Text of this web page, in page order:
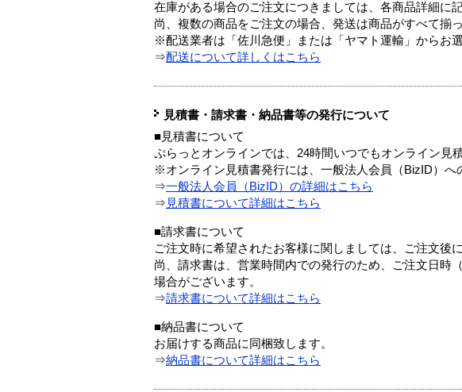
在庫がある場合のご注文につきましては、各商品詳細に
尚、複数の商品をご注文の場合、発送は商品がすべて揃
※配送業者は「佐川急便」または「ヤマト運輸」からお
⇒配送について詳しくはこちら
見積書・請求書・納品書等の発行について
■見積書について
ぷらっとオンラインでは、24時間いつでもオンライン見
※オンライン見積書発行には、一般法人会員（BizID）へ
⇒一般法人会員（BizID）の詳細はこちら
⇒ 見積書について詳細はこちら
■請求書について
ご注文時に希望されたお客様に関しましては、ご注文後
尚、請求書は、営業時間内での発行のため、ご注文日時
場合がございます。
⇒請求書について詳細はこちら
■納品書について
お届けする商品に同梱致します。
⇒納品書について詳細はこちら